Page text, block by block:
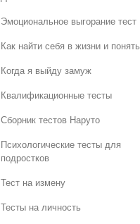
Эмоциональное выгорание тест
Как найти себя в жизни и понять
Когда я выйду замуж
Квалификационные тесты
Сборник тестов Наруто
Психологические тесты для
подростков
Тест на измену
Тесты на личность